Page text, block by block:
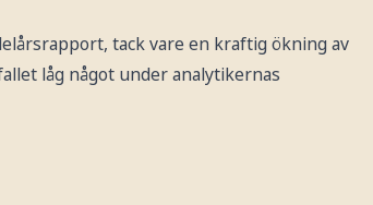
tack vare en kraftig ökning av
låg något under analytikernas